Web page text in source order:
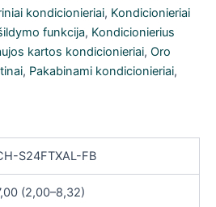
kondicionieriai, Kondicionieriai
funkcija, Kondicionierius
kartos kondicionieriai, Oro
, Pakabinami kondicionieriai,
S24FTXAL-FB
(2,00–8,32)